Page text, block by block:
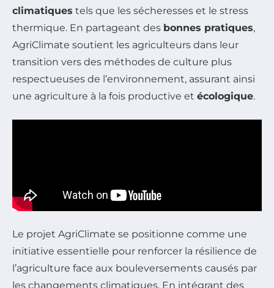
climatiques tels que les sécheresses et le stress
thermique. En partageant des bonnes pratiques,
AgriClimate soutient les agriculteurs dans leur
transition vers des méthodes de culture plus
respectueuses de l’environnement, assurant ainsi
une agriculture à la fois productive et écologique.
Le projet AgriClimate se positionne comme une
initiative essentielle pour renforcer la résilience de
l’agriculture face aux bouleversements causés par
les changements climatiques. En intégrant des